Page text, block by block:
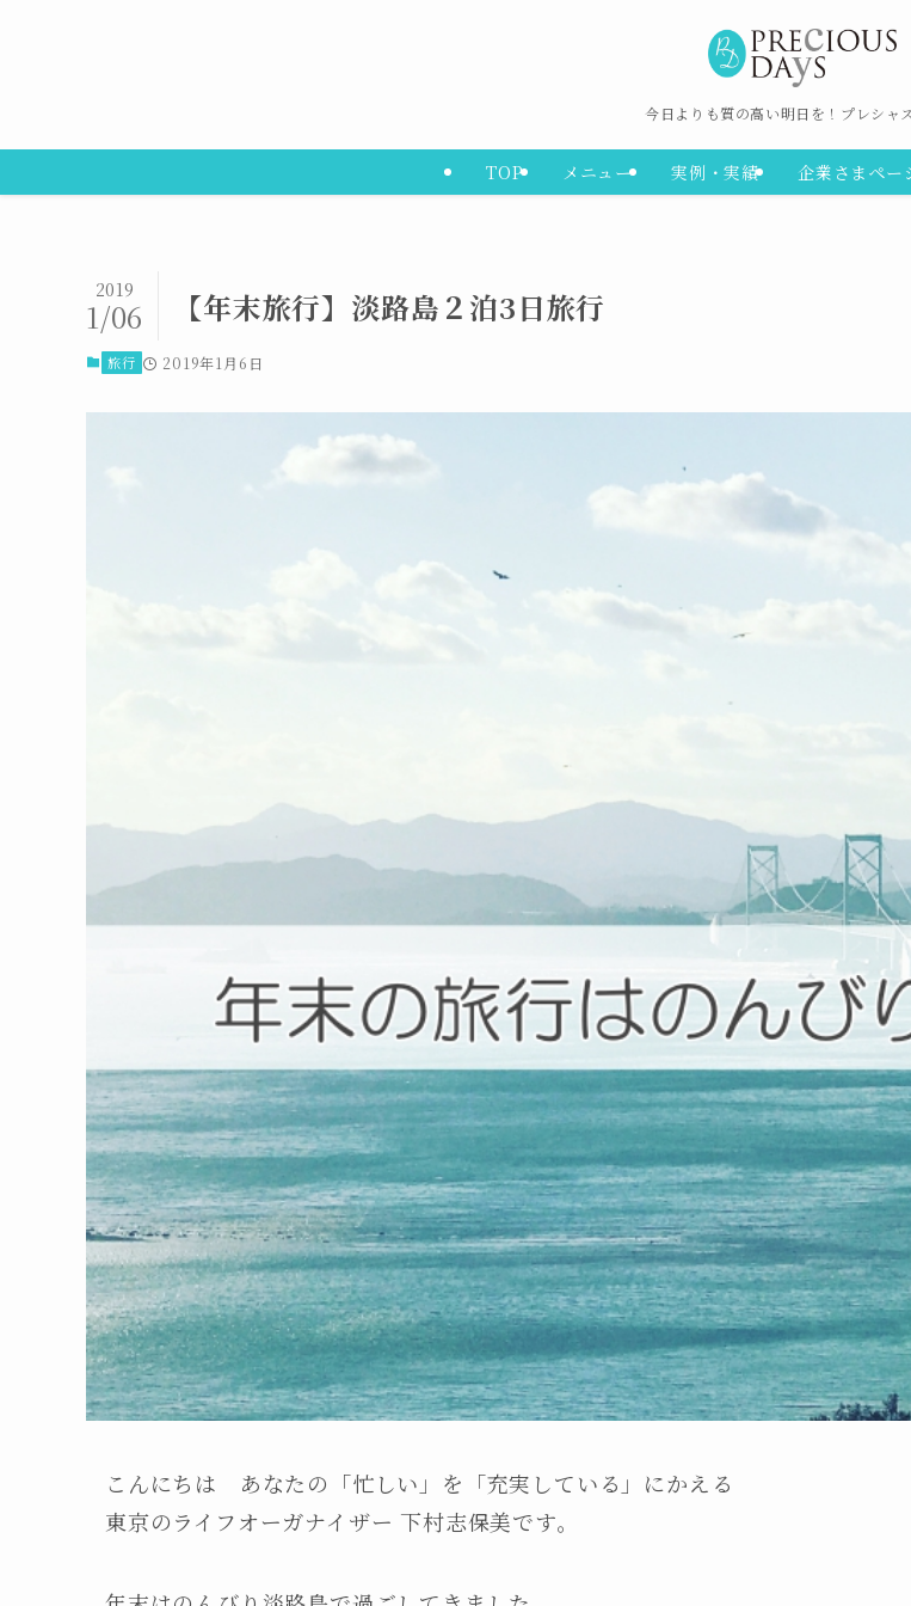
今日よりも質の高い明日を！プレシャ
TOP メニュー 実例・実績 企業さまペー
【年末旅行】淡路島２泊3日旅行
2019
1/06
旅行 2019年1月6日
こんにちは あなたの「忙しい」を「充実している」にかえる
東京のライフオーガナイザー 下村志保美です。